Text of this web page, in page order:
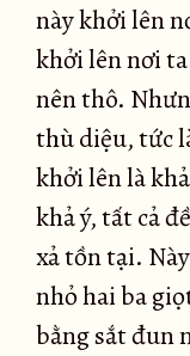
này khởi lên
khởi lên nơi
nên thô.
thù diệu, tức
khởi lên là
khả ý, tất cả
xả tồn tại.
nhỏ hai ba
bằng sắt đun